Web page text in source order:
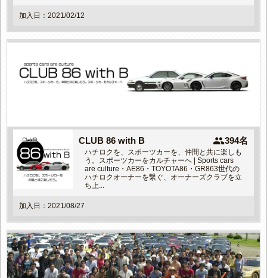
加入日：2021/02/12
CLUB 86 with B people394名
ハチロクを、スポーツカーを、仲間と共に楽しも
う。スポーツカーをカルチャーへ | Sports cars
are culture・AE86・TOYOTA86・GR863世代の
ハチロクオーナーを繋ぐ、オーナーズクラブを立
ち上...
加入日：2021/08/27